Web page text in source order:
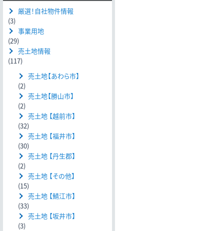
厳選！自社物件情報
(3)
事業用地
(29)
売土地情報
(117)
売土地【あわら市】
(2)
売土地【勝山市】
(2)
売土地 【越前市】
(32)
売土地 【福井市】
(30)
売土地 【丹生郡】
(2)
売土地 【その他】
(15)
売土地 【鯖江市】
(33)
売土地 【坂井市】
(3)